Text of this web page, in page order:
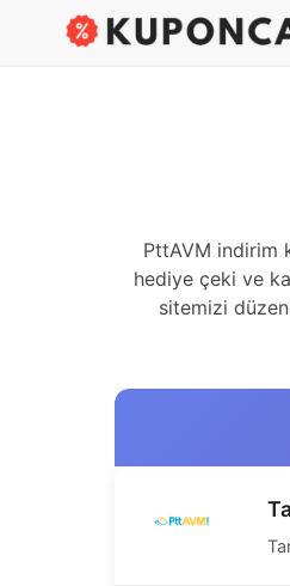
PttAVM indirim
hediye çeki ve
sitemizi